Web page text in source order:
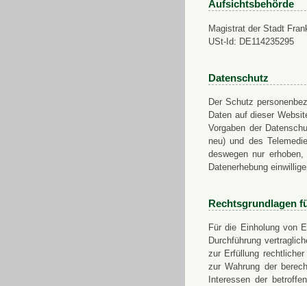
Aufsichtsbehörde
Magistrat der Stadt
USt-Id: DE114235295
Datenschutz
Der Schutz
Daten auf dieser
Vorgaben der
neu) und des
deswegen nur
Datenerhebung
Rechtsgrundlagen
Für die Einholung von
Durchführung
zur Erfüllung
zur Wahrung der
Interessen der